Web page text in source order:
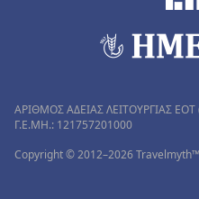
ΑΡΙΘΜΟΣ ΑΔΕΙΑΣ ΛΕΙΤΟΥΡΓΙΑΣ ΕΟΤ
Γ.Ε.ΜΗ.: 121757201000
Copyright © 2012–2026